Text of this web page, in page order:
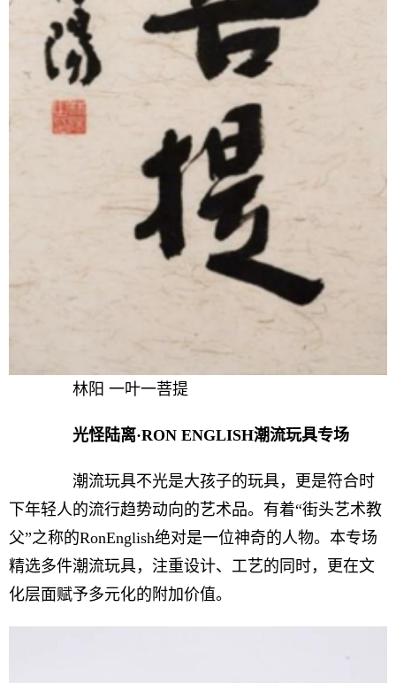
林阳 一叶一菩提
光怪陆离·RON ENGLISH潮流玩具专场
潮流玩具不光是大孩子的玩具，更是符合时
下年轻人的流行趋势动向的艺术品。有着“街头艺术教
父”之称的RonEnglish绝对是一位神奇的人物。本专场
精选多件潮流玩具，注重设计、工艺的同时，更在文
化层面赋予多元化的附加价值。